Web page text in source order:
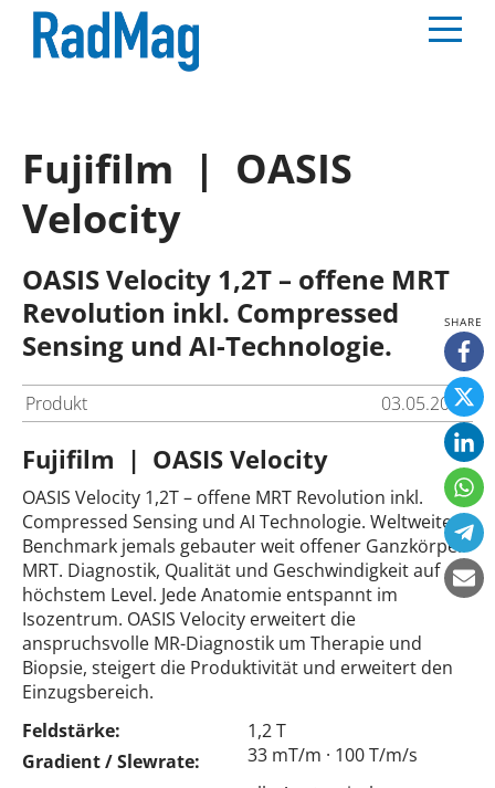
Fujifilm | OASIS
Velocity
OASIS Velocity 1,2T – offene MRT
Revolution inkl. Compressed
Sensing und AI-Technologie.
Produkt 03.05.2025
Fujifilm | OASIS Velocity
OASIS Velocity 1,2T – offene MRT Revolution inkl.
Compressed Sensing und AI Technologie. Weltweite
Benchmark jemals gebauter weit offener Ganzkörper-
MRT. Diagnostik, Qualität und Geschwindigkeit auf
höchstem Level. Jede Anatomie entspannt im
Isozentrum. OASIS Velocity erweitert die
anspruchsvolle MR-Diagnostik um Therapie und
Biopsie, steigert die Produktivität und erweitert den
Einzugsbereich.
Feldstärke:
1,2 T
Gradient / Slewrate:
33 mT/m · 100 T/m/s